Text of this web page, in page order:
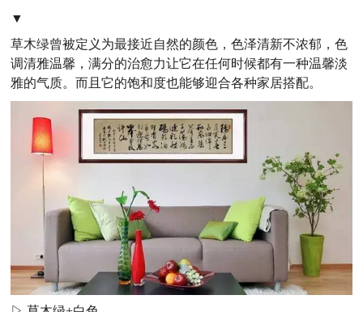
▼
草木绿曾被定义为最接近自然的颜色，色泽清新不浓郁，色
调清雅温馨，满分的治愈力让它在任何时候都有一种温馨淡
雅的气质。而且它的饱和度也能够迎合各种家居搭配。